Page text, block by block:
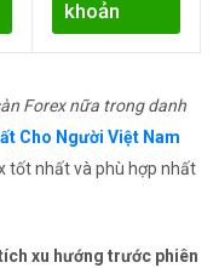
khoản
Forex nữa trong danh
Cho Người Việt Nam
tốt nhất và phù hợp nhất
xu hướng trước phiên